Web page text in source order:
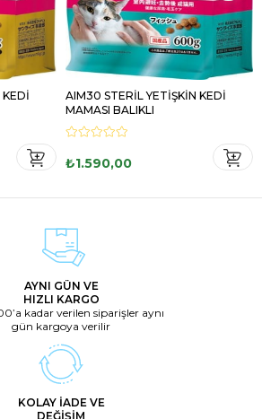
AIM30 STERİL YETİŞKİN KEDİ
MAMASI BALIKLI
₺1.590,00
AYNI GÜN VE
HIZLI KARGO
kadar verilen siparişler aynı
gün kargoya verilir
KOLAY İADE VE
DEĞİŞİM